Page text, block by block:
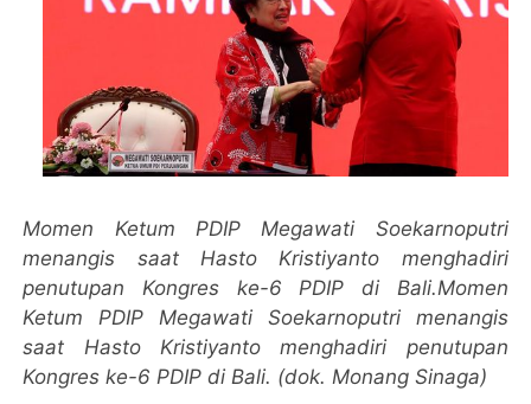
Momen Ketum PDIP Megawati Soekarnoputri
menangis saat Hasto Kristiyanto menghadiri
penutupan Kongres ke-6 PDIP di Bali.Momen
Ketum PDIP Megawati Soekarnoputri menangis
saat Hasto Kristiyanto menghadiri penutupan
Kongres ke-6 PDIP di Bali. (dok. Monang Sinaga)